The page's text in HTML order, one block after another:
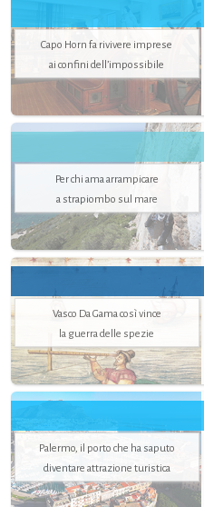
Capo Horn fa rivivere imprese
ai confini dell’impossibile
Per chi ama arrampicare
a strapiombo sul mare
Vasco Da Gama così vince
la guerra delle spezie
Palermo, il porto che ha saputo
diventare attrazione turistica